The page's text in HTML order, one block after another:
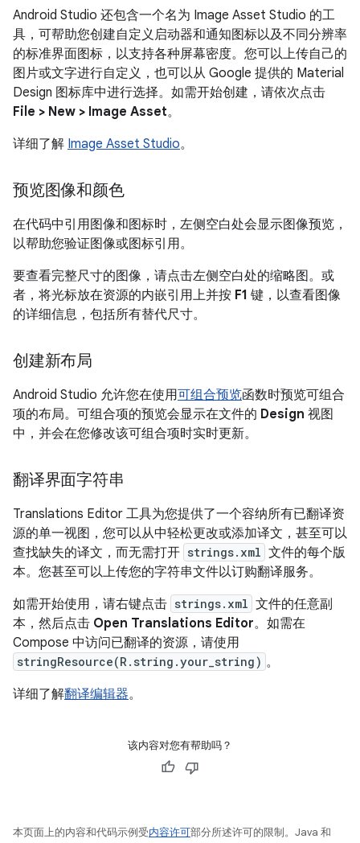
Android Studio 还包含一个名为 Image Asset Studio 的工
具，可帮助您创建自定义启动器和通知图标以及不同分辨率
的标准界面图标，以支持各种屏幕密度。您可以上传自己的
图片或文字进行自定义，也可以从 Google 提供的 Material
Design 图标库中进行选择。如需开始创建，请依次点击
File > New > Image Asset。
详细了解 Image Asset Studio。
预览图像和颜色
在代码中引用图像和图标时，左侧空白处会显示图像预览，
以帮助您验证图像或图标引用。
要查看完整尺寸的图像，请点击左侧空白处的缩略图。或
者，将光标放在资源的内嵌引用上并按 F1 键，以查看图像
的详细信息，包括所有替代尺寸。
创建新布局
Android Studio 允许您在使用可组合预览函数时预览可组合
项的布局。可组合项的预览会显示在文件的 Design 视图
中，并会在您修改该可组合项时实时更新。
翻译界面字符串
Translations Editor 工具为您提供了一个容纳所有已翻译资
源的单一视图，您可以从中轻松更改或添加译文，甚至可以
查找缺失的译文，而无需打开 strings.xml 文件的每个版
本。您甚至可以上传您的字符串文件以订购翻译服务。
如需开始使用，请右键点击 strings.xml 文件的任意副
本，然后点击 Open Translations Editor。如需在
Compose 中访问已翻译的资源，请使用
stringResource(R.string.your_string) 。
详细了解翻译编辑器。
该内容对您有帮助吗？
本页面上的内容和代码示例受内容许可部分所述许可的限制。Java 和